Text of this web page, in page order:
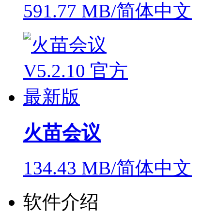
591.77 MB/简体中文
火苗会议
134.43 MB/简体中文
软件介绍